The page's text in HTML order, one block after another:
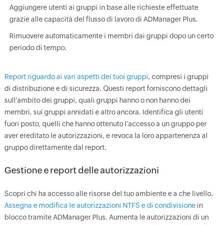
Aggiungere utenti ai gruppi in base alle richieste effettuate
grazie alle capacità del flusso di lavoro di ADManager Plus.
Rimuovere automaticamente i membri dai gruppi dopo un certo
periodo di tempo.
Report riguardo ai vari aspetti dei tuoi gruppi, compresi i gruppi
di distribuzione e di sicurezza. Questi report forniscono dettagli
sull’ambito dei gruppi, quali gruppi hanno o non hanno dei
membri, sui gruppi annidati e altro ancora. Identifica gli utenti
fuori posto, quelli che hanno ottenuto l’accesso a un gruppo per
aver ereditato le autorizzazioni, e revoca la loro appartenenza al
gruppo direttamente dal report.
Gestione e report delle autorizzazioni
Scopri chi ha accesso alle risorse del tuo ambiente e a che livello.
Assegna e modifica le autorizzazioni NTFS e di condivisionein
blocco tramite ADManager Plus. Aumenta le autorizzazioni di un